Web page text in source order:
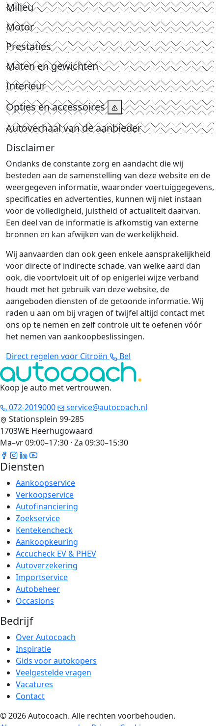
Milieu
Motor
Prestaties
Maten en gewichten
Interieur
Opties en accessoires
Autoverhaal van de aanbieder
Disclaimer
Ondanks de constante zorg en aandacht die wij
besteden aan de samenstelling van deze website en de
weergegeven informatie, waaronder voertuiggegevens,
specificaties en advertenties, kunnen wij niet instaan
voor de volledigheid, juistheid of actualiteit daarvan.
Een deel van de informatie is afkomstig van externe
bronnen en kan afwijken van de werkelijkheid.
Wij aanvaarden dan ook geen enkele aansprakelijkheid
voor directe of indirecte schade, van welke aard dan
ook, die voortvloeit uit of op enigerlei wijze verband
houdt met het gebruik van deze website, de
aangeboden diensten of de getoonde informatie. Wij
raden u aan om bij vragen of twijfel altijd contact met
ons op te nemen en zelf controle uit te oefenen vóór
het nemen van aankoopbeslissingen.
Direct regelen voor Citroën
Bel
Koop je auto met vertrouwen.
072-2019000
service@autocoach.nl
Stationsplein 99-285
1703WE Heerhugowaard
Ma–vr 09:00–17:30 · Za 09:30–15:30
Diensten
Aankoopservice
Verkoopservice
Autofinanciering
Zoekservice
Kentekencheck
Aankoopkeuring
Accucheck EV & PHEV
Autoverzekering
Importservice
Autobeheer
Occasions
Bedrijf
Over Autocoach
Inspiratie
Gids voor autokopers
Veelgestelde vragen
Vacatures
Contact
© 2026 Autocoach. Alle rechten voorbehouden.